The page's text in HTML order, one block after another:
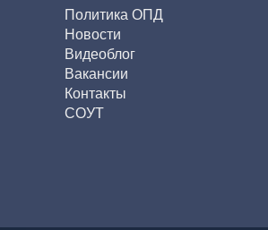
Политика ОПД
Новости
Видеоблог
Вакансии
Контакты
СОУТ